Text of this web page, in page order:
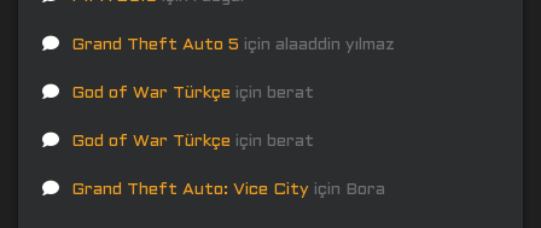
Grand Theft Auto 5 için alaaddin yılmaz
God of War Türkçe için berat
God of War Türkçe için berat
Grand Theft Auto: Vice City için Bora